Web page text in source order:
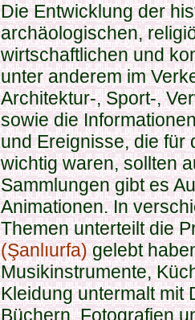
Die Entwicklung der
archäologischen,
wirtschaftlichen und
unter anderem im
Architektur-, Sport-,
sowie die
und Ereignisse, die für
wichtig waren, sollten
Sammlungen gibt es
Animationen. In
Themen unterteilt die
(Şanlıurfa)gelebt
Musikinstrumente,
Kleidung untermalt mit
Büchern, Fotografien